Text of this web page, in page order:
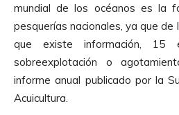
mundial de los océanos es la
pesquerías nacionales, ya que de
que existe información,
sobreexplotación o
informe anual publicado por la
Acuicultura.